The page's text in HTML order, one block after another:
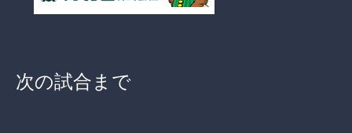
次の試合まで